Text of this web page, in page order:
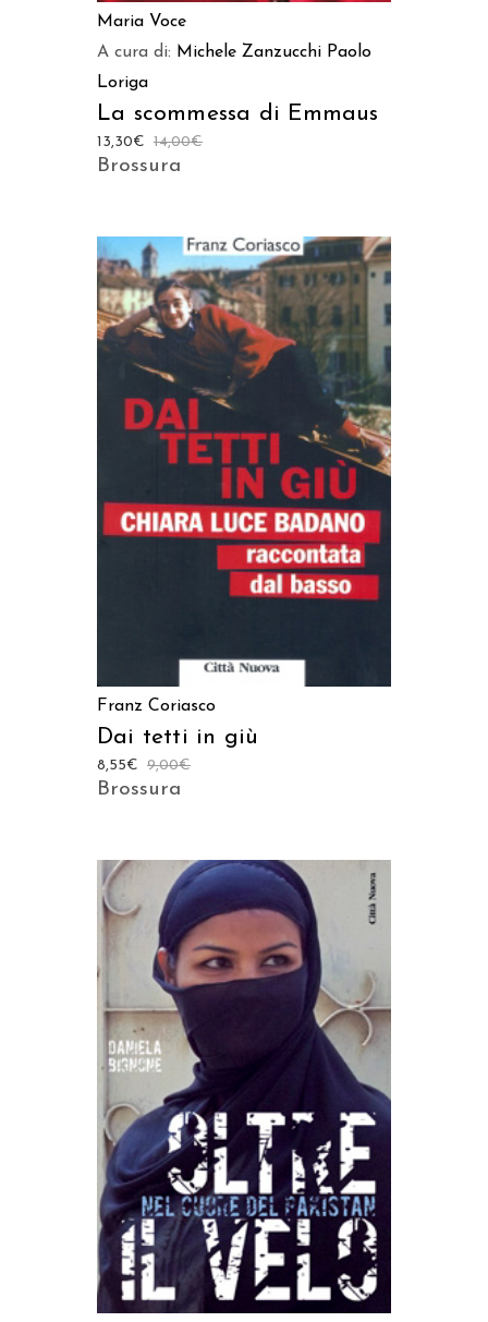
Maria Voce
A cura di: Michele Zanzucchi Paolo
Loriga
La scommessa di Emmaus
14,00€
13,30€
Brossura
AGGIUNGI AL CARRELLO
Franz Coriasco
Dai tetti in giù
9,00€
8,55€
Brossura
AGGIUNGI AL CARRELLO